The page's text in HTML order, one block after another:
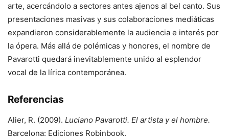
arte, acercándolo a sectores antes ajenos al bel canto. Sus
presentaciones masivas y sus colaboraciones mediáticas
expandieron considerablemente la audiencia e interés por
la ópera. Más allá de polémicas y honores, el nombre de
Pavarotti quedará inevitablemente unido al esplendor
vocal de la lírica contemporánea.
Referencias
Alier, R. (2009). Luciano Pavarotti. El artista y el hombre.
Barcelona: Ediciones Robinbook.